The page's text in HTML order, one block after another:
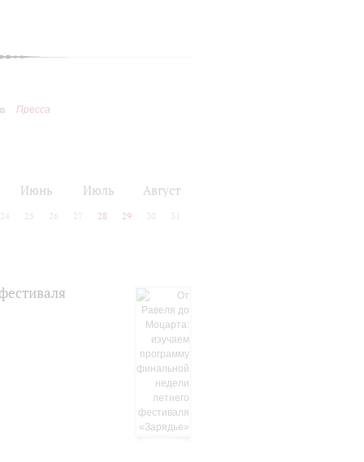
Пресса
Июнь Июль Август
24 25 26 27 28 29 30 31